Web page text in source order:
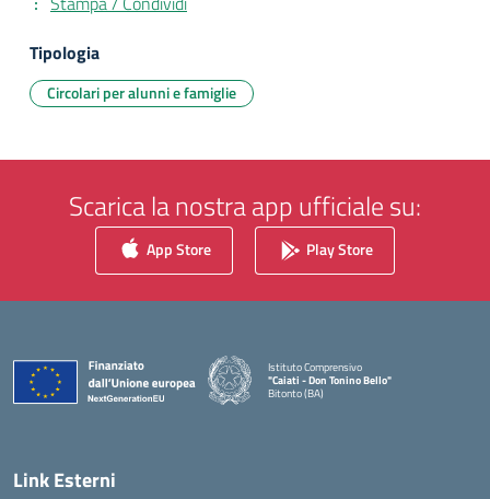
Tipologia
Circolari per alunni e famiglie
Scarica la nostra app ufficiale su:
App Store Play Store
Istituto Comprensivo
"Caiati - Don Tonino Bello"
Bitonto (BA)
Link Esterni